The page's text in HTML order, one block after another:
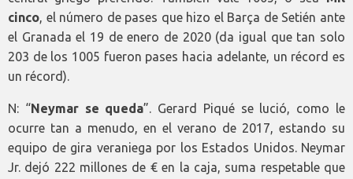
cinco, el número de pases que hizo el Barça de Setién ante
el Granada el 19 de enero de 2020 (da igual que tan solo
203 de los 1005 fueron pases hacia adelante, un récord es
un récord).
N: “Neymar se queda”. Gerard Piqué se lució, como le
ocurre tan a menudo, en el verano de 2017, estando su
equipo de gira veraniega por los Estados Unidos. Neymar
Jr. dejó 222 millones de € en la caja, suma respetable que